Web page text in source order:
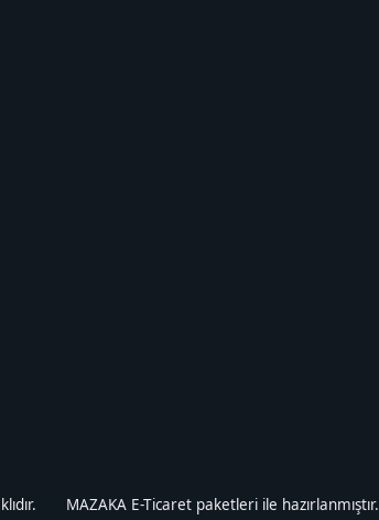
MAZAKA E-Ticaret paketleri ile hazırlanmıştır.